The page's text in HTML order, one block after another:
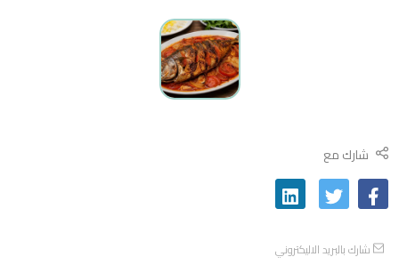
شارك مع
شارك بالبريد الاليكتروني